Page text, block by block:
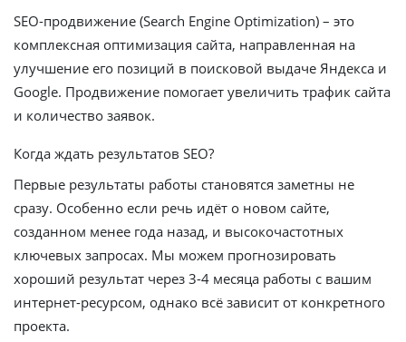
SEO-продвижение (Search Engine Optimization) – это
комплексная оптимизация сайта, направленная на
улучшение его позиций в поисковой выдаче Яндекса и
Google. Продвижение помогает увеличить трафик сайта
и количество заявок.
Когда ждать результатов SEO?
Первые результаты работы становятся заметны не
сразу. Особенно если речь идёт о новом сайте,
созданном менее года назад, и высокочастотных
ключевых запросах. Мы можем прогнозировать
хороший результат через 3-4 месяца работы с вашим
интернет-ресурсом, однако всё зависит от конкретного
проекта.